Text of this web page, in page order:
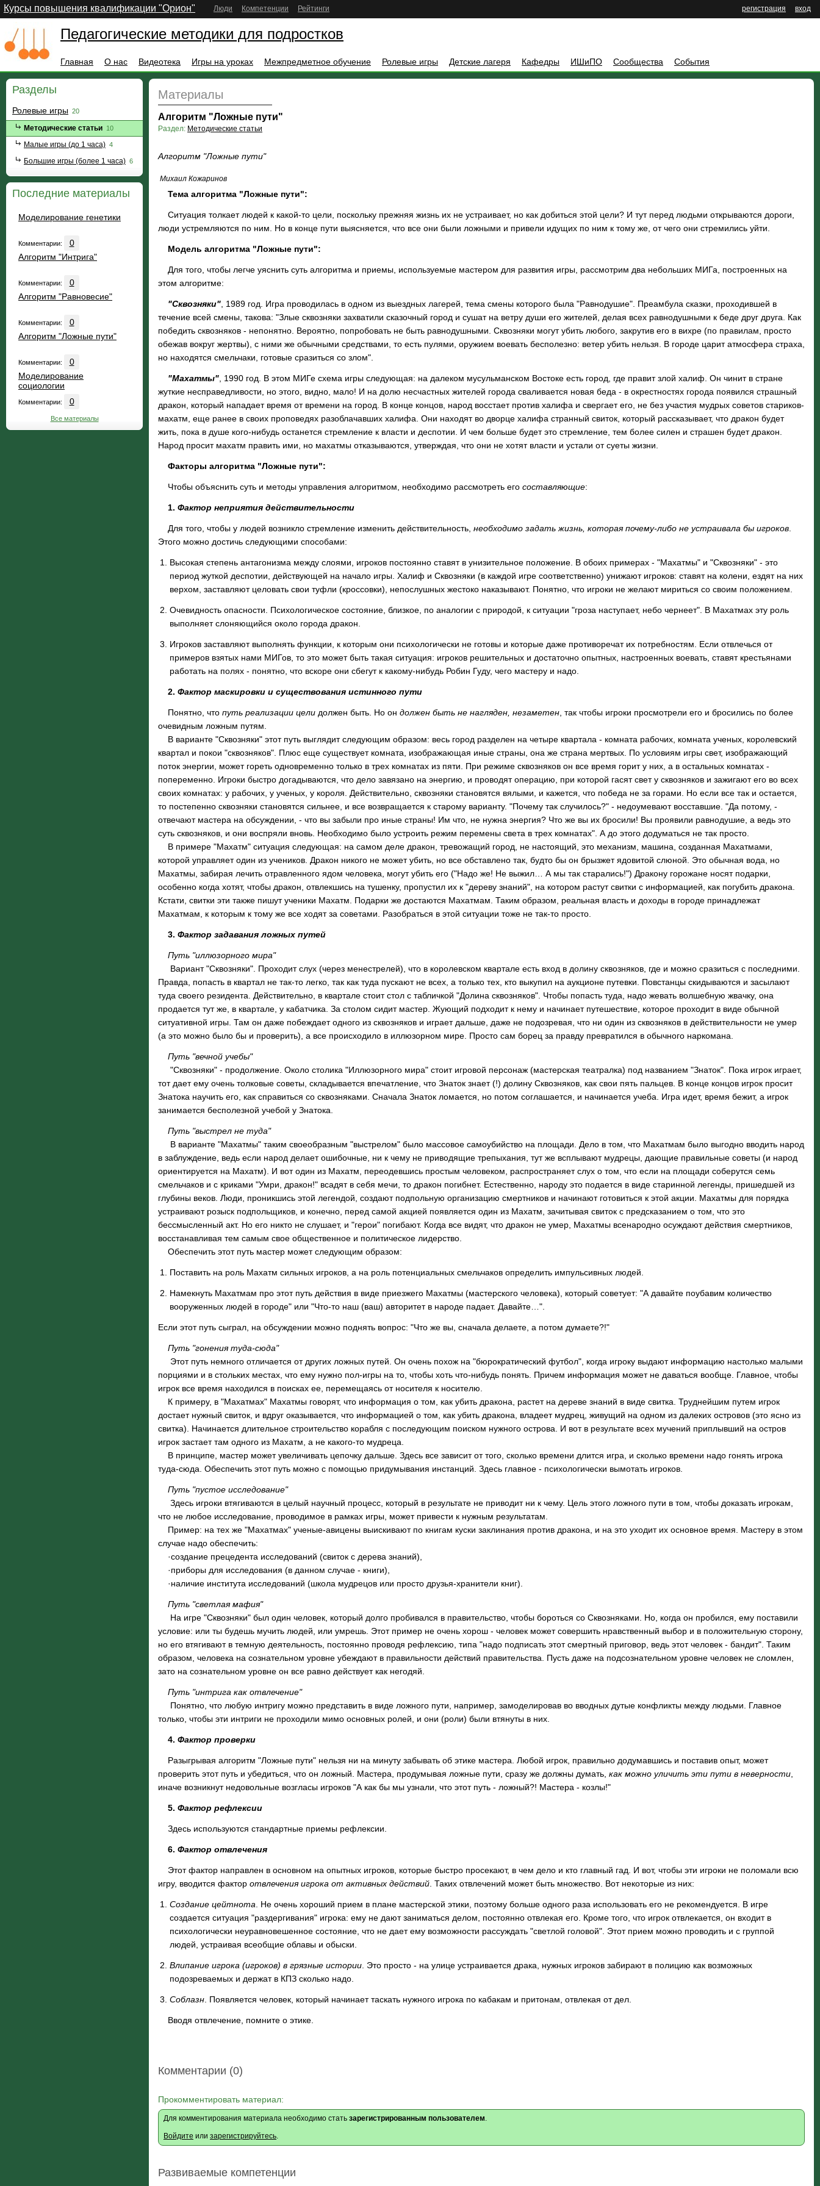
Курсы повышения квалификации "Орион" вход
регистрация
Люди Компетенции Рейтинги
Педагогические методики для подростков
Главная О нас Видеотека Игры на уроках Межпредметное обучение Ролевые игры Детские лагеря Кафедры ИШиПО Сообщества События
Разделы
Ролевые игры 20
Методические статьи 10
Малые игры (до 1 часа) 4
Большие игры (более 1 часа) 6
Последние материалы
Моделирование генетики
Комментарии:
0
Алгоритм "Интрига"
Комментарии:
0
Алгоритм "Равновесие"
Комментарии:
0
Алгоритм "Ложные пути"
Комментарии:
0
Моделирование
социологии
Комментарии: 0
Все материалы
Материалы
Алгоритм "Ложные пути"
Раздел: Методические статьи
Алгоритм "Ложные пути"
Михаил Кожаринов
Тема алгоритма "Ложные пути":
Cитуация толкает людей к какой-то цели, поскольку прежняя жизнь их не устраивает, но как добиться этой цели? И тут перед людьми открываются дороги,
люди устремляются по ним. Но в конце пути выясняется, что все они были ложными и привели идущих по ним к тому же, от чего они стремились уйти.
Модель алгоритма "Ложные пути":
Для того, чтобы легче уяснить суть алгоритма и приемы, используемые мастером для развития игры, рассмотрим два небольших МИГа, построенных на
этом алгоритме:
"Сквозняки" , 1989 год. Игра проводилась в одном из выездных лагерей, тема смены которого была "Равнодушие". Преамбула сказки, проходившей в
течение всей смены, такова: "Злые сквозняки захватили сказочный город и сушат на ветру души его жителей, делая всех равнодушными к беде друг друга. Как
победить сквозняков - непонятно. Вероятно, попробовать не быть равнодушными. Сквозняки могут убить любого, закрутив его в вихре (по правилам, просто
обежав вокруг жертвы), с ними же обычными средствами, то есть пулями, оружием воевать бесполезно: ветер убить нельзя. В городе царит атмосфера страха,
но находятся смельчаки, готовые сразиться со злом".
"Махатмы" , 1990 год. В этом МИГе схема игры следующая: на далеком мусульманском Востоке есть город, где правит злой халиф. Он чинит в стране
жуткие несправедливости, но этого, видно, мало! И на долю несчастных жителей города сваливается новая беда - в окрестностях города появился страшный
дракон, который нападает время от времени на город. В конце концов, народ восстает против халифа и свергает его, не без участия мудрых советов стариков-
махатм, еще ранее в своих проповедях разоблачавших халифа. Они находят во дворце халифа странный свиток, который рассказывает, что дракон будет
жить, пока в душе кого-нибудь останется стремление к власти и деспотии. И чем больше будет это стремление, тем более силен и страшен будет дракон.
Народ просит махатм править ими, но махатмы отказываются, утверждая, что они не хотят власти и устали от суеты жизни.
Факторы алгоритма "Ложные пути":
Чтобы объяснить суть и методы управления алгоритмом, необходимо рассмотреть его составляющие:
1. Фактор неприятия действительности
Для того, чтобы у людей возникло стремление изменить действительность, необходимо задать жизнь, которая почему-либо не устраивала бы игроков
Этого можно достичь следующими способами:
Высокая степень антагонизма между слоями, игроков постоянно ставят в унизительное положение. В обоих примерах - "Махатмы" и "Сквозняки" - это
период жуткой деспотии, действующей на начало игры. Халиф и Сквозняки (в каждой игре соответственно) унижают игроков: ставят на колени, ездят на них
верхом, заставляют целовать свои туфли (кроссовки), непослушных жестоко наказывают. Понятно, что игроки не желают мириться со своим положением.
Очевидность опасности. Психологическое состояние, близкое, по аналогии с природой, к ситуации "гроза наступает, небо чернеет". В Махатмах эту роль
выполняет слоняющийся около города дракон.
Игроков заставляют выполнять функции, к которым они психологически не готовы и которые даже противоречат их потребностям. Если отвлечься от
примеров взятых нами МИГов, то это может быть такая ситуация: игроков решительных и достаточно опытных, настроенных воевать, ставят крестьянами
работать на полях - понятно, что вскоре они сбегут к какому-нибудь Робин Гуду, чего мастеру и надо.
2. Фактор маскировки и существования истинного пути
Понятно, что путь реализации цели должен быть. Но он должен быть не нагляден, незаметен , так чтобы игроки просмотрели его и бросились по более
очевидным ложным путям.
В варианте "Сквозняки" этот путь выглядит следующим образом: весь город разделен на четыре квартала - комната рабочих, комната ученых, королевский
квартал и покои "сквозняков". Плюс еще существует комната, изображающая иные страны, она же страна мертвых. По условиям игры свет, изображающий
поток энергии, может гореть одновременно только в трех комнатах из пяти. При режиме сквозняков он все время горит у них, а в остальных комнатах -
попеременно. Игроки быстро догадываются, что дело завязано на энергию, и проводят операцию, при которой гасят свет у сквозняков и зажигают его во всех
своих комнатах: у рабочих, у ученых, у короля. Действительно, сквозняки становятся вялыми, и кажется, что победа не за горами. Но если все так и остается,
то постепенно сквозняки становятся сильнее, и все возвращается к старому варианту. "Почему так случилось?" - недоумевают восставшие. "Да потому, -
отвечают мастера на обсуждении, - что вы забыли про иные страны! Им что, не нужна энергия? Что же вы их бросили! Вы проявили равнодушие, а ведь это
суть сквозняков, и они воспряли вновь. Необходимо было устроить режим перемены света в трех комнатах". А до этого додуматься не так просто.
В примере "Махатм" ситуация следующая: на самом деле дракон, тревожащий город, не настоящий, это механизм, машина, созданная Махатмами,
которой управляет один из учеников. Дракон никого не может убить, но все обставлено так, будто бы он брызжет ядовитой слюной. Это обычная вода, но
Махатмы, забирая лечить отравленного ядом человека, могут убить его ("Надо же! Не выжил… А мы так старались!") Дракону горожане носят подарки,
особенно когда хотят, чтобы дракон, отвлекшись на тушенку, пропустил их к "дереву знаний", на котором растут свитки с информацией, как погубить дракона.
Кстати, свитки эти также пишут ученики Махатм. Подарки же достаются Махатмам. Таким образом, реальная власть и доходы в городе принадлежат
Махатмам, к которым к тому же все ходят за советами. Разобраться в этой ситуации тоже не так-то просто.
3. Фактор задавания ложных путей
Путь "иллюзорного мира"
Вариант "Сквозняки". Проходит слух (через менестрелей), что в королевском квартале есть вход в долину сквозняков, где и можно сразиться с последними.
Правда, попасть в квартал не так-то легко, так как туда пускают не всех, а только тех, кто выкупил на аукционе путевки. Повстанцы скидываются и засылают
туда своего резидента. Действительно, в квартале стоит стол с табличкой "Долина сквозняков". Чтобы попасть туда, надо жевать волшебную жвачку, она
продается тут же, в квартале, у кабатчика. За столом сидит мастер. Жующий подходит к нему и начинает путешествие, которое проходит в виде обычной
ситуативной игры. Там он даже побеждает одного из сквозняков и играет дальше, даже не подозревая, что ни один из сквозняков в действительности не умер
(а это можно было бы и проверить), а все происходило в иллюзорном мире. Просто сам борец за правду превратился в обычного наркомана.
Путь "вечной учебы"
"Сквозняки" - продолжение. Около столика "Иллюзорного мира" стоит игровой персонаж (мастерская театралка) под названием "Знаток". Пока игрок играет,
тот дает ему очень толковые советы, складывается впечатление, что Знаток знает (!) долину Сквозняков, как свои пять пальцев. В конце концов игрок просит
Знатока научить его, как справиться со сквозняками. Сначала Знаток ломается, но потом соглашается, и начинается учеба. Игра идет, время бежит, а игрок
занимается бесполезной учебой у Знатока.
Путь "выстрел не туда"
В варианте "Махатмы" таким своеобразным "выстрелом" было массовое самоубийство на площади. Дело в том, что Махатмам было выгодно вводить народ
в заблуждение, ведь если народ делает ошибочные, ни к чему не приводящие трепыхания, тут же всплывают мудрецы, дающие правильные советы (и народ
ориентируется на Махатм). И вот один из Махатм, переодевшись простым человеком, распространяет слух о том, что если на площади соберутся семь
смельчаков и с криками "Умри, дракон!" всадят в себя мечи, то дракон погибнет. Естественно, народу это подается в виде старинной легенды, пришедшей из
глубины веков. Люди, проникшись этой легендой, создают подпольную организацию смертников и начинают готовиться к этой акции. Махатмы для порядка
устраивают розыск подпольщиков, и конечно, перед самой акцией появляется один из Махатм, зачитывая свиток с предсказанием о том, что это
бессмысленный акт. Но его никто не слушает, и "герои" погибают. Когда все видят, что дракон не умер, Махатмы всенародно осуждают действия смертников,
восстанавливая тем самым свое общественное и политическое лидерство.
Обеспечить этот путь мастер может следующим образом:
Поставить на роль Махатм сильных игроков, а на роль потенциальных смельчаков определить импульсивных людей.
Намекнуть Махатмам про этот путь действия в виде приезжего Махатмы (мастерского человека), который советует: "А давайте поубавим количество
вооруженных людей в городе" или "Что-то наш (ваш) авторитет в народе падает. Давайте…".
Если этот путь сыграл, на обсуждении можно поднять вопрос: "Что же вы, сначала делаете, а потом думаете?!"
Путь "гонения туда-сюда"
Этот путь немного отличается от других ложных путей. Он очень похож на "бюрократический футбол", когда игроку выдают информацию настолько малыми
порциями и в стольких местах, что ему нужно пол-игры на то, чтобы хоть что-нибудь понять. Причем информация может не даваться вообще. Главное, чтобы
игрок все время находился в поисках ее, перемещаясь от носителя к носителю.
К примеру, в "Махатмах" Махатмы говорят, что информация о том, как убить дракона, растет на дереве знаний в виде свитка. Труднейшим путем игрок
достает нужный свиток, и вдруг оказывается, что информацией о том, как убить дракона, владеет мудрец, живущий на одном из далеких островов (это ясно из
свитка). Начинается длительное строительство корабля с последующим поиском нужного острова. И вот в результате всех мучений приплывший на остров
игрок застает там одного из Махатм, а не какого-то мудреца.
В принципе, мастер может увеличивать цепочку дальше. Здесь все зависит от того, сколько времени длится игра, и сколько времени надо гонять игрока
туда-сюда. Обеспечить этот путь можно с помощью придумывания инстанций. Здесь главное - психологически вымотать игроков.
Путь "пустое исследование"
Здесь игроки втягиваются в целый научный процесс, который в результате не приводит ни к чему. Цель этого ложного пути в том, чтобы доказать игрокам,
что не любое исследование, проводимое в рамках игры, может привести к нужным результатам.
Пример: на тех же "Махатмах" ученые-авицены выискивают по книгам куски заклинания против дракона, и на это уходит их основное время. Мастеру в этом
случае надо обеспечить:
·создание прецедента исследований (свиток с дерева знаний),
·приборы для исследования (в данном случае - книги),
·наличие института исследований (школа мудрецов или просто друзья-хранители книг).
Путь "светлая мафия"
На игре "Сквозняки" был один человек, который долго пробивался в правительство, чтобы бороться со Сквозняками. Но, когда он пробился, ему поставили
условие: или ты будешь мучить людей, или умрешь. Этот пример не очень хорош - человек может совершить нравственный выбор и в положительную сторону,
но его втягивают в темную деятельность, постоянно проводя рефлексию, типа "надо подписать этот смертный приговор, ведь этот человек - бандит". Таким
образом, человека на сознательном уровне убеждают в правильности действий правительства. Пусть даже на подсознательном уровне человек не сломлен,
зато на сознательном уровне он все равно действует как негодяй.
Путь "интрига как отвлечение"
Понятно, что любую интригу можно представить в виде ложного пути, например, замоделировав во вводных дутые конфликты между людьми. Главное
только, чтобы эти интриги не проходили мимо основных ролей, и они (роли) были втянуты в них.
4. Фактор проверки
Разыгрывая алгоритм "Ложные пути" нельзя ни на минуту забывать об этике мастера. Любой игрок, правильно додумавшись и поставив опыт, может
проверить этот путь и убедиться, что он ложный. Мастера, продумывая ложные пути, сразу же должны думать, как можно уличить эти пути в неверности
иначе возникнут недовольные возгласы игроков "А как бы мы узнали, что этот путь - ложный?! Мастера - козлы!"
5. Фактор рефлексии
Здесь используются стандартные приемы рефлексии.
6. Фактор отвлечения
Этот фактор направлен в основном на опытных игроков, которые быстро просекают, в чем дело и кто главный гад. И вот, чтобы эти игроки не поломали всю
игру, вводится фактор отвлечения игрока от активных действий . Таких отвлечений может быть множество. Вот некоторые из них:
Создание цейтнота . Не очень хороший прием в плане мастерской этики, поэтому больше одного раза использовать его не рекомендуется. В игре
создается ситуация "раздергивания" игрока: ему не дают заниматься делом, постоянно отвлекая его. Кроме того, что игрок отвлекается, он входит в
психологически неуравновешенное состояние, что не дает ему возможности рассуждать "светлой головой". Этот прием можно проводить и с группой
людей, устраивая всеобщие облавы и обыски.
Влипание игрока (игроков) в грязные истории . Это просто - на улице устраивается драка, нужных игроков забирают в полицию как возможных
подозреваемых и держат в КПЗ сколько надо.
Соблазн . Появляется человек, который начинает таскать нужного игрока по кабакам и притонам, отвлекая от дел.
Вводя отвлечение, помните о этике.
Комментарии (0)
Прокомментировать материал:
Для комментирования материала необходимо стать зарегистрированным пользователем.
Войдите или зарегистрируйтесь.
Развиваемые компетенции